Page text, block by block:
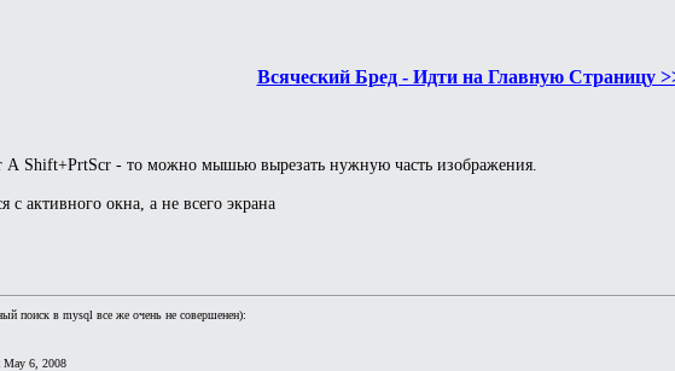
Всяческий Бред - Идти на Главную Страницу
А Shift+PrtScr - то можно мышью вырезать нужную часть изображения.
с активного окна, а не всего экрана
поиск в mysql все же очень не совершенен):
May 6, 2008